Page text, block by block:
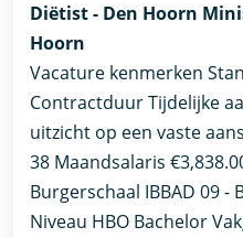
Diëtist - Den Hoorn
Hoorn
Vacature kenmerken
Contractduur Tijdelijke
uitzicht op een vaste
38 Maandsalaris
Burgerschaal IBBAD 09 -
Niveau HBO Bachelor